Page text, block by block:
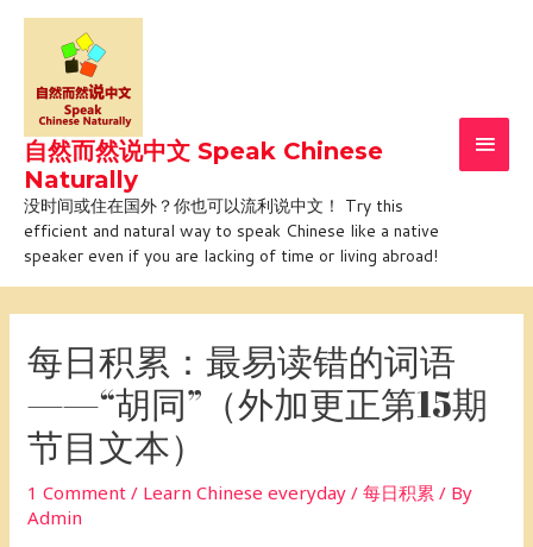
Skip
content
自然而然说中文 Speak Chinese
Naturally
没时间或住在国外？你也可以流利说中文！ Try this
efficient and natural way to speak Chinese like a native
speaker even if you are lacking of time or living abroad!
每日积累：最易读错的词语
——“胡同”（外加更正第15期
节目文本）
1 Comment / Learn Chinese everyday / 每日积累 / By
Admin